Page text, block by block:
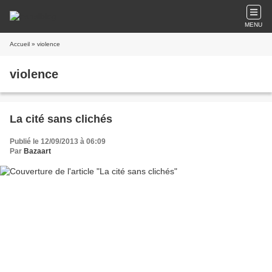
MENU
Accueil » violence
violence
La cité sans clichés
Publié le 12/09/2013 à 06:09
Par Bazaart